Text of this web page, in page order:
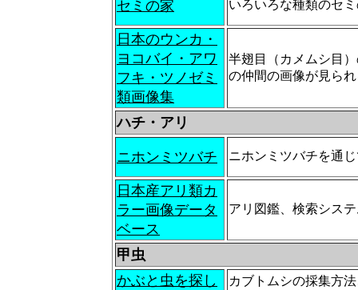
セミの家 いろいろな種類のセ
日本のウンカ・
ヨコバイ・アワ
フキ・ツノゼミ
類画像集
半翅目（カメムシ目
の仲間の画像が見ら
ハチ・アリ
ニホンミツバチ ニホンミツバチを通
日本産アリ類カ
ラー画像データ
ベース
アリ図鑑、検索シス
甲虫
かぶと虫を探し
カブトムシの採集方